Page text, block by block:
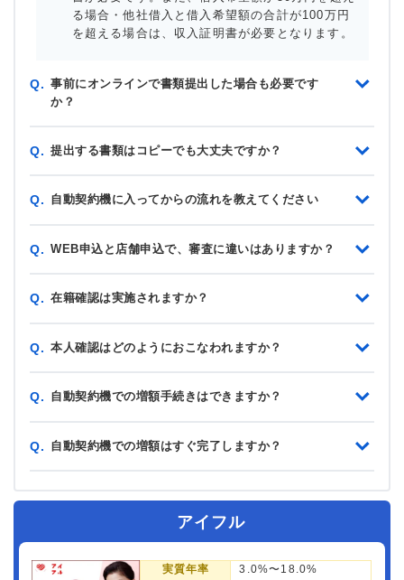
る場合・他社借入と借入希望額の合計が100万円
を超える場合は、収入証明書が必要となります。
Q. 事前にオンラインで書類提出した場合も必要です
か？
Q. 提出する書類はコピーでも大丈夫ですか？
Q. 自動契約機に入ってからの流れを教えてください
Q. WEB申込と店舗申込で、審査に違いはありますか？
Q. 在籍確認は実施されますか？
Q. 本人確認はどのようにおこなわれますか？
Q. 自動契約機での増額手続きはできますか？
Q. 自動契約機での増額はすぐ完了しますか？
アイフル
実質年率 3.0%〜18.0%